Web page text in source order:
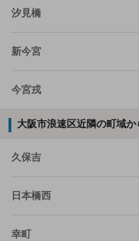
汐見橋
新今宮
今宮戎
大阪市浪速区近隣の町域か
久保吉
日本橋西
幸町